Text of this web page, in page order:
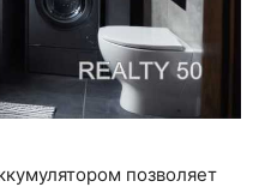
позволяет